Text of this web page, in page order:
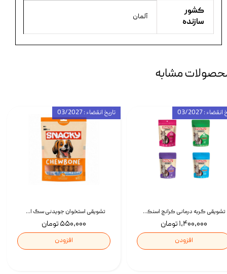
کشور
سازنده
آلمان
مشابه
تشویقی استخوان جویدنی سگ اسنکی کرانچی با طعم مرغ Snacky Crunchy Munchy وزن 100 گرم
۵۵۰,۰۰۰ تومان
افزودن
تاریخ انقضاء : 03/2027
تشویقی گربه درمانی کرانچ اسنکی با طعم میکس Snacky Crunch Cat Treats وزن 60 گرم بسته 4 عددی
۱,۴۰۰,۰۰۰ تومان
افزودن
: 03/2027